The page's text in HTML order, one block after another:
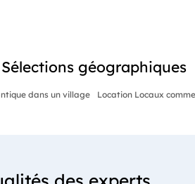
Sélections géographiques
dans un village Location Locaux